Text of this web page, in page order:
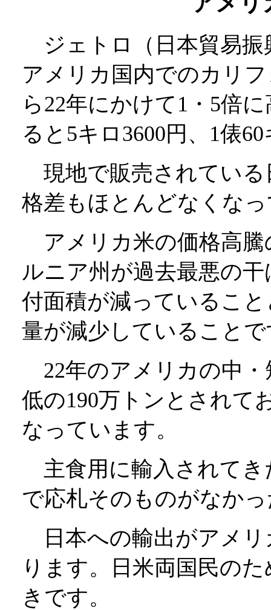
ジェトロ（日本貿易振
アメリカ国内でのカリ
ら22年にかけて1・5倍
ると5キロ3600円、1俵
現地で販売されている
格差もほとんどなくな
アメリカ米の価格高騰
ルニア州が過去最悪の
付面積が減っているこ
量が減少していること
22年のアメリカの中・
低の190万トンとされて
なっています。
主食用に輸入されてき
で応札そのものがなか
日本への輸出がアメリ
ります。日米両国民の
きです。